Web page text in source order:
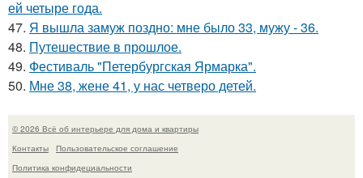
ей четыре года.
47. Я вышла замуж поздно: мне было 33, мужу - 36.
48. Путешествие в прошлое.
49. Фестиваль "Петербургская Ярмарка".
50. Мне 38, жене 41, у нас четверо детей.
© 2026 Всё об интерьере для дома и квартиры
Контакты
Пользовательское соглашение
Политика конфидециальности